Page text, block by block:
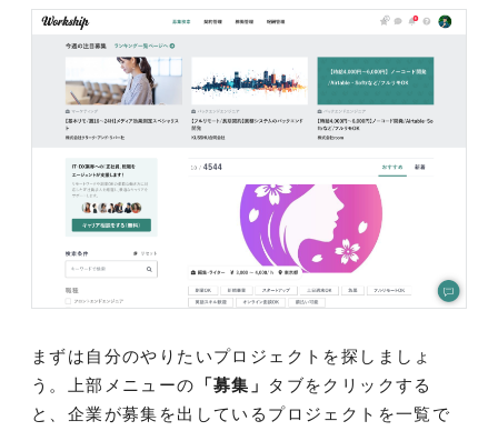
まずは自分のやりたいプロジェクトを探しましょ
う。上部メニューの 「募集」
タブをクリックする
と、企業が募集を出しているプロジェクトを一覧で